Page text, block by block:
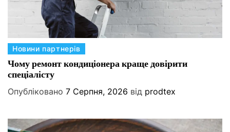
а
т
е
р
Новини партнерів
Чому ремонт кондиціонера краще довірити
спеціалісту
Опубліковано 7 Серпня, 2026 від prodtex